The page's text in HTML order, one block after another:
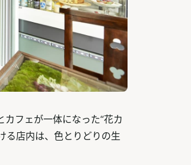
フェが一体になった“花カ
る店内は、色とりどりの生